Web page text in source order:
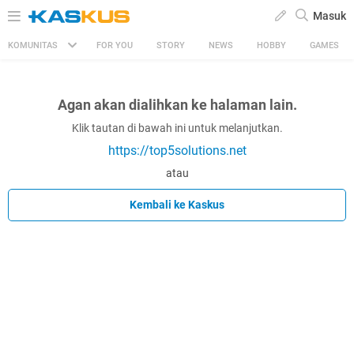
Masuk
KOMUNITAS FOR YOU STORY NEWS HOBBY GAMES
Agan akan dialihkan ke halaman lain.
Klik tautan di bawah ini untuk melanjutkan.
https://top5solutions.net
atau
Kembali ke Kaskus